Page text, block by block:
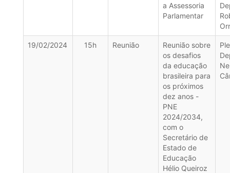
a Assessoria
Parlamentar
19/02/2024 15h Reunião
Reunião sobre
os desafios
da educação
brasileira para
os próximos
dez anos -
PNE
2024/2034,
com o
Secretário de
Estado de
Educação
Hélio Queiroz